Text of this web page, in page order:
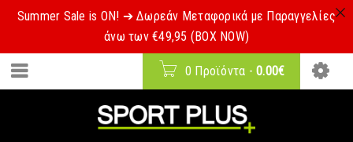
Summer Sale is ON! ➔ Δωρεάν Μεταφορικά με Παραγγελίες
άνω των €49,95 (BOX NOW)
0 Προϊόντα - 0.00€